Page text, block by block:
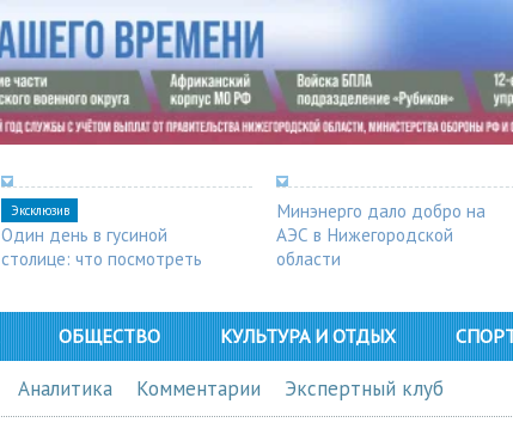
Эксклюзив
Один день в гусиной
столице: что посмотреть
Минэнерго дало добро на
АЭС в Нижегородской
области
ОБЩЕСТВО КУЛЬТУРА И ОТДЫХ
Аналитика Комментарии Экспертный клуб